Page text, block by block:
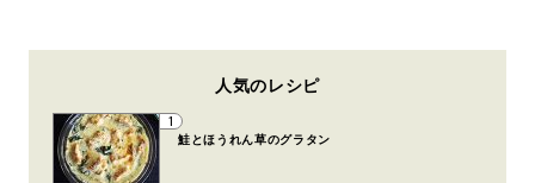
人気のレシピ
1
鮭とほうれん草のグラタン